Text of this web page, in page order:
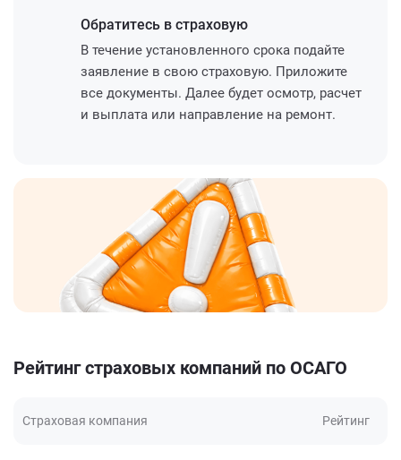
Обратитесь в страховую
В течение установленного срока подайте
заявление в свою страховую. Приложите
все документы. Далее будет осмотр, расчет
и выплата или направление на ремонт.
Рейтинг страховых компаний по ОСАГО
Страховая компания Рейтинг